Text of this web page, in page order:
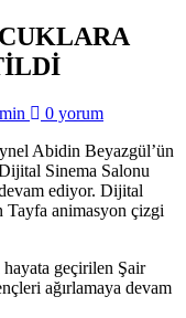
0 yorum
Abidin Beyazgül’ün
Sinema Salonu
ediyor. Dijital
Tayfa animasyon çizgi
geçirilen Şair
ağırlamaya devam